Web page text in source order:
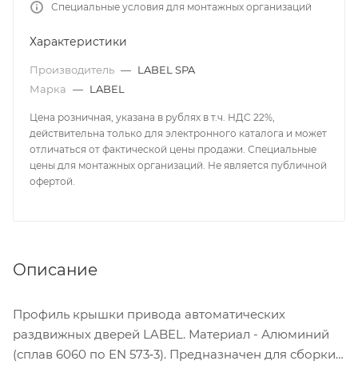
Специальные условия для монтажных организаций
Характеристики
Производитель — LABEL SPA
Марка — LABEL
Цена розничная, указана в рублях в т.ч. НДС 22%,
действительна только для электронного каталога и может
отличаться от фактической цены продажи. Специальные
цены для монтажных организаций. Не является публичной
офертой.
Описание
Профиль крышки привода автоматических
раздвижных дверей LABEL. Материал - Алюминий
(сплав 6060 по EN 573‐3). Предназначен для сборки